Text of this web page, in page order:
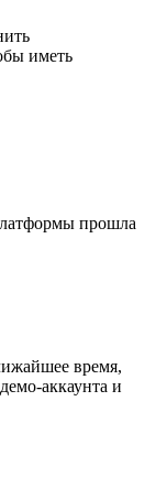
иметь
прошла
время,
аккаунта и